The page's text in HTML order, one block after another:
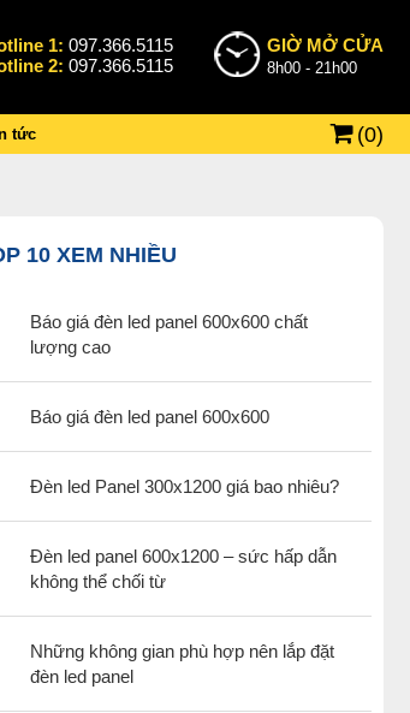
1: 097.366.5115
2: 097.366.5115
GIỜ MỞ CỬA
8h00 - 21h00
tức (0)
10 XEM NHIỀU
Báo giá đèn led panel 600x600 chất
lượng cao
Báo giá đèn led panel 600x600
Đèn led Panel 300x1200 giá bao nhiêu?
Đèn led panel 600x1200 – sức hấp dẫn
không thể chối từ
Những không gian phù hợp nên lắp đặt
đèn led panel